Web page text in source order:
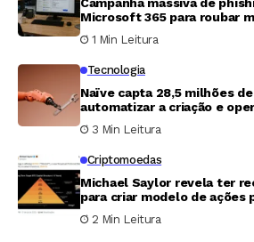
Campanha massiva de
Microsoft 365 para roubar
folha de pagamento e
1 Min Leitura
Tecnologia
Naïve capta 28,5 milhões
automatizar a criação e
com agentes de
3 Min Leitura
Criptomoedas
Michael Saylor revela ter
para criar modelo de ações
Strategy e captar US$ 15
2 Min Leitura